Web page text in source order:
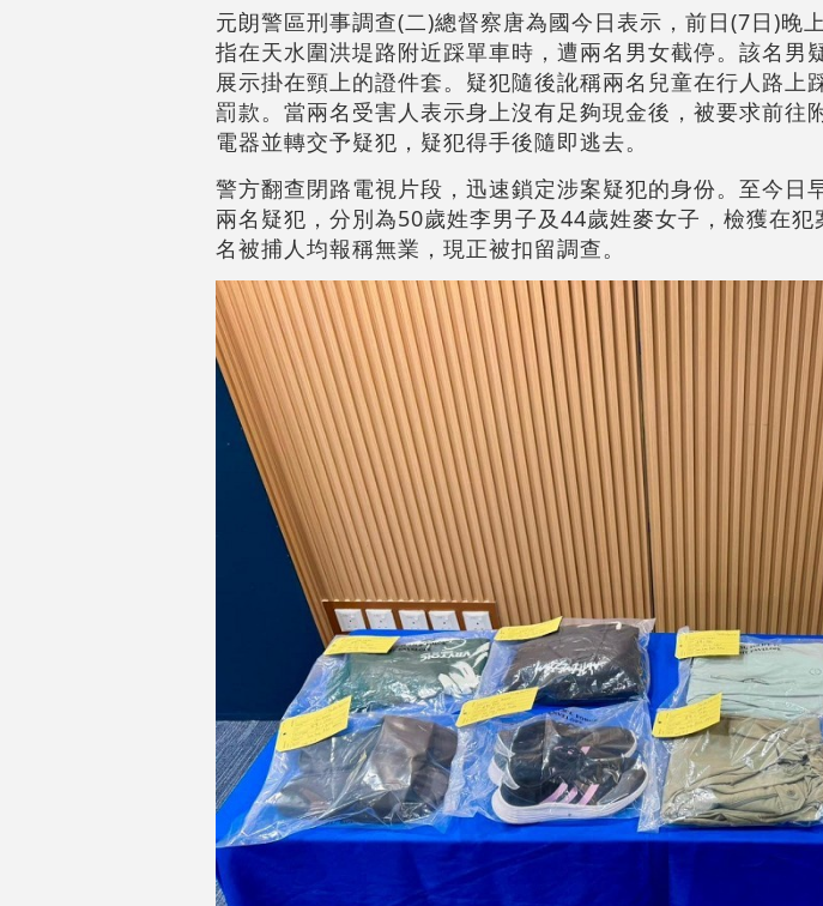
元朗警區刑事調查(二)總督察唐為國今日表示，前日(7日)晚
指在天水圍洪堤路附近踩單車時，遭兩名男女截停。該名男
展示掛在頸上的證件套。疑犯隨後訛稱兩名兒童在行人路上
罰款。當兩名受害人表示身上沒有足夠現金後，被要求前往
電器並轉交予疑犯，疑犯得手後隨即逃去。
警方翻查閉路電視片段，迅速鎖定涉案疑犯的身份。至今日
兩名疑犯，分別為50歲姓李男子及44歲姓麥女子，檢獲在
名被捕人均報稱無業，現正被扣留調查。